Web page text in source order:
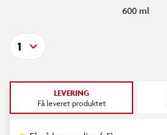
600 ml
1
LEVERING
Få leveret produktet